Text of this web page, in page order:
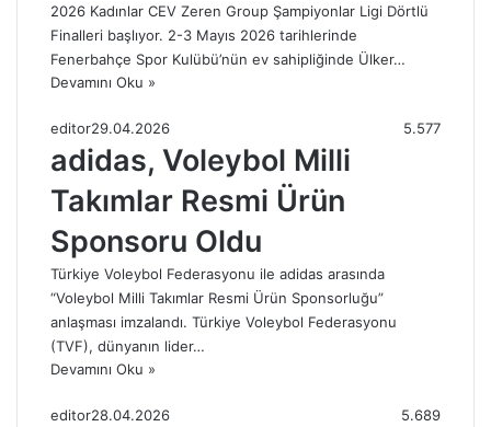
2026 Kadınlar CEV Zeren Group Şampiyonlar Ligi Dörtlü
Finalleri başlıyor. 2-3 Mayıs 2026 tarihlerinde
Fenerbahçe Spor Kulübü’nün ev sahipliğinde Ülker…
Devamını Oku »
editor29.04.2026 5.577
adidas, Voleybol Milli
Takımlar Resmi Ürün
Sponsoru Oldu
Türkiye Voleybol Federasyonu ile adidas arasında
“Voleybol Milli Takımlar Resmi Ürün Sponsorluğu”
anlaşması imzalandı. Türkiye Voleybol Federasyonu
(TVF), dünyanın lider…
Devamını Oku »
editor28.04.2026 5.689